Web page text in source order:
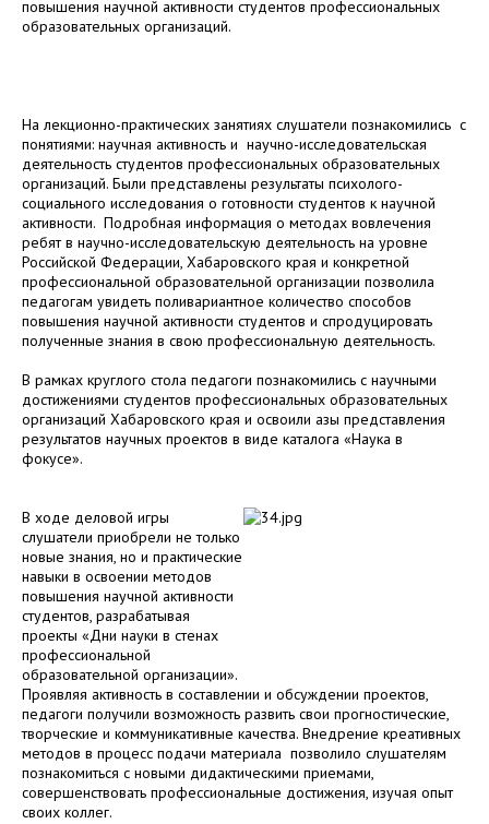
повышения научной активности студентов профессиональных
образовательных организаций.
На лекционно-практических занятиях слушатели познакомились с
понятиями: научная активность и научно-исследовательская
деятельность студентов профессиональных образовательных
организаций. Были представлены результаты психолого-
социального исследования о готовности студентов к научной
активности. Подробная информация о методах вовлечения
ребят в научно-исследовательскую деятельность на уровне
Российской Федерации, Хабаровского края и конкретной
профессиональной образовательной организации позволила
педагогам увидеть поливариантное количество способов
повышения научной активности студентов и спродуцировать
полученные знания в свою профессиональную деятельность.
В рамках круглого стола педагоги познакомились с научными
достижениями студентов профессиональных образовательных
организаций Хабаровского края и освоили азы представления
результатов научных проектов в виде каталога «Наука в
фокусе».
В ходе деловой игры
слушатели приобрели не только
новые знания, но и практические
навыки в освоении методов
повышения научной активности
студентов, разрабатывая
проекты «Дни науки в стенах
профессиональной
образовательной организации».
Проявляя активность в составлении и обсуждении проектов,
педагоги получили возможность развить свои прогностические,
творческие и коммуникативные качества. Внедрение креативных
методов в процесс подачи материала позволило слушателям
познакомиться с новыми дидактическими приемами,
совершенствовать профессиональные достижения, изучая опыт
своих коллег.